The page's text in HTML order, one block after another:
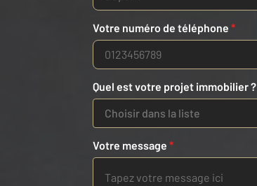
Votre numéro de téléphone *
Quel est votre projet immobilier ?
Choisir dans la liste
Votre message *